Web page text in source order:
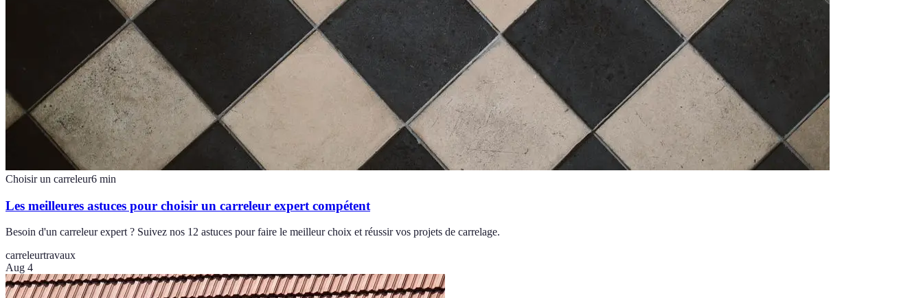
Choisir un carreleur6 min
Les meilleures astuces pour choisir un carreleur expert compétent
Besoin d'un carreleur expert ? Suivez nos 12 astuces pour faire le meilleur choix et réussir vos projets de carrelage.
carreleurtravaux
Aug 4